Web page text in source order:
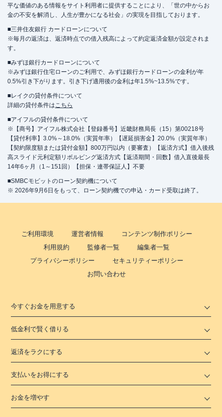
平な価値のある情報をサイト利用者に提供することにより、「世の中からお
金の不安を解消し、人生が豊かになる社会」の実現を目指しております。
■三井住友銀行 カードローンについて
※毎月の返済は、返済時点での借入残高によって約定返済金額が設定されま
す。
■みずほ銀行カードローンについて
※みずほ銀行住宅ローンのご利用で、みずほ銀行カードローンの金利が年
0.5%引き下がります。引き下げ適用後の金利は年1.5%~13.5%です。
■レイクの貸付条件について
詳細の貸付条件はこちら
■アイフルの貸付条件について
※【商号】アイフル株式会社【登録番号】近畿財務局長（15）第00218号
【貸付利率】3.0%～18.0%（実質年率）【遅延損害金】20.0%（実質年率）
【契約限度額または貸付金額】800万円以内（要審査）【返済方式】借入後残
高スライド元利定額リボルビング返済方式【返済期間・回数】借入直後最長
14年6ヶ月（1～151回）【担保・連帯保証人】不要
■SMBCモビットのローン契約機について
※ 2026年9月6日をもって、ローン契約機での申込・カード受取は終了。
ご利用環境 運営者情報
コンテンツ制作ポリシー
利用規約
監修者一覧
編集者一覧
プライバシーポリシー
セキュリティーポリシー
お問い合わせ
今すぐお金を用意する
低金利で賢く借りる
返済をラクにする
支払いをお得にする
お金を増やす